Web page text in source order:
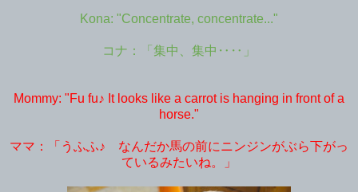
Kona: "Concentrate, concentrate..."
コナ：「集中、集中‥‥」
Mommy: "Fu fu♪ It looks like a carrot is hanging in front of a
horse."
ママ：「うふふ♪ なんだか馬の前にニンジンがぶら下がっ
ているみたいね。」